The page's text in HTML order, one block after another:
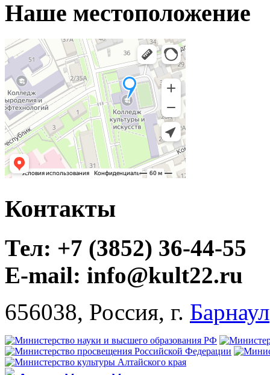
Наше местоположение
Контакты
Тел: +7 (3852) 36-44-55
E-mail: info@kult22.ru
656038, Россия, г. Барнаул